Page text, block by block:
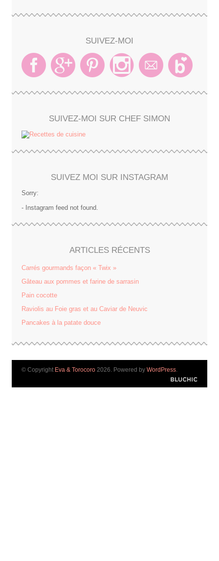
SUIVEZ-MOI
SUIVEZ-MOI SUR CHEF SIMON
SUIVEZ MOI SUR INSTAGRAM
Sorry:
- Instagram feed not found.
ARTICLES RÉCENTS
Carrés gourmands façon « Twix »
Gâteau aux pommes et farine de sarrasin
Pain cocotte
Raviolis au Foie gras et au Caviar de Neuvic
Pancakes à la patate douce
© Copyright Eva & Torocoro 2026. Powered by WordPress